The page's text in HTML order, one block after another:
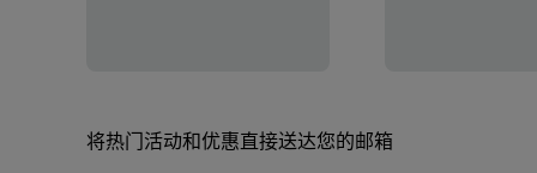
将热门活动和优惠直接送达您的邮箱